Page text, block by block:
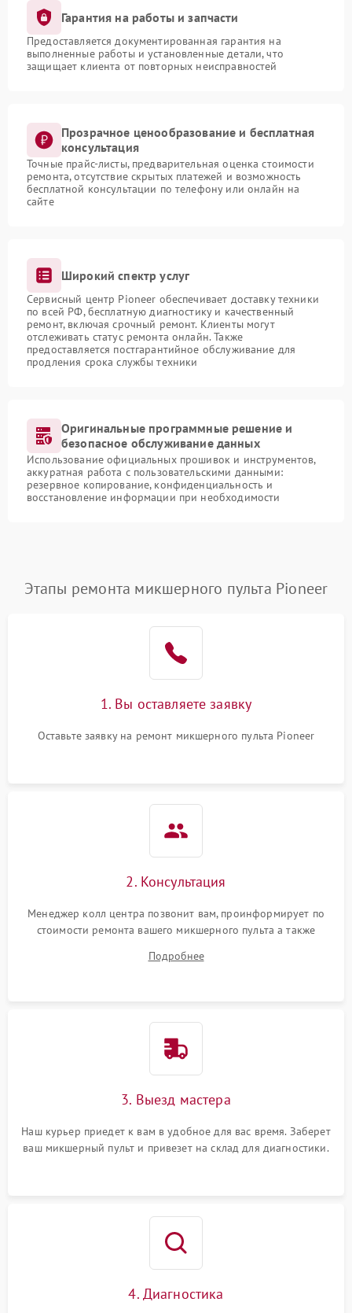
Гарантия на работы и запчасти
Предоставляется документированная гарантия на
выполненные работы и установленные детали, что
защищает клиента от повторных неисправностей
Прозрачное ценообразование и бесплатная
консультация
Точные прайс-листы, предварительная оценка стоимости
ремонта, отсутствие скрытых платежей и возможность
бесплатной консультации по телефону или онлайн на
сайте
Широкий спектр услуг
Сервисный центр Pioneer обеспечивает доставку техники
по всей РФ, бесплатную диагностику и качественный
ремонт, включая срочный ремонт. Клиенты могут
отслеживать статус ремонта онлайн. Также
предоставляется постгарантийное обслуживание для
продления срока службы техники
Оригинальные программные решение и
безопасное обслуживание данных
Использование официальных прошивок и инструментов,
аккуратная работа с пользовательскими данными:
резервное копирование, конфиденциальность и
восстановление информации при необходимости
Этапы ремонта микшерного пульта Pioneer
1. Вы оставляете заявку
Оставьте заявку на ремонт микшерного пульта Pioneer
2. Консультация
Менеджер колл центра позвонит вам, проинформирует по
стоимости ремонта вашего микшерного пульта а также
Подробнее
3. Выезд мастера
Наш курьер приедет к вам в удобное для вас время. Заберет
ваш микшерный пульт и привезет на склад для диагностики.
4. Диагностика